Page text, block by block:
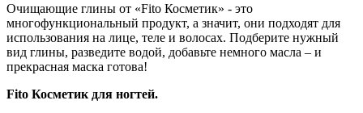
Очищающие глины от «Fito Косметик» - это
многофункциональный продукт, а значит, они подходят для
использования на лице, теле и волосах. Подберите нужный
вид глины, разведите водой, добавьте немного масла – и
прекрасная маска готова!
Fito Косметик для ногтей.